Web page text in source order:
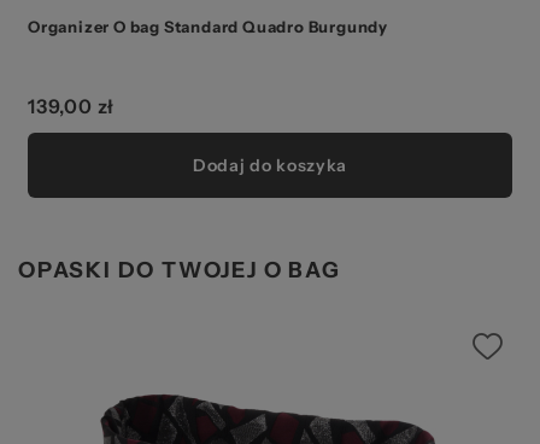
Organizer O bag Standard Quadro Burgundy
139,00 zł
Dodaj do koszyka
OPASKI DO TWOJEJ O BAG